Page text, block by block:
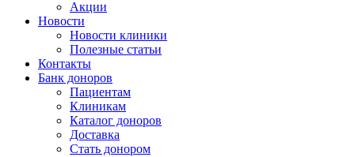
Акции
Новости
Новости клиники
Полезные статьи
Контакты
Банк доноров
Пациентам
Клиникам
Каталог доноров
Доставка
Стать донором